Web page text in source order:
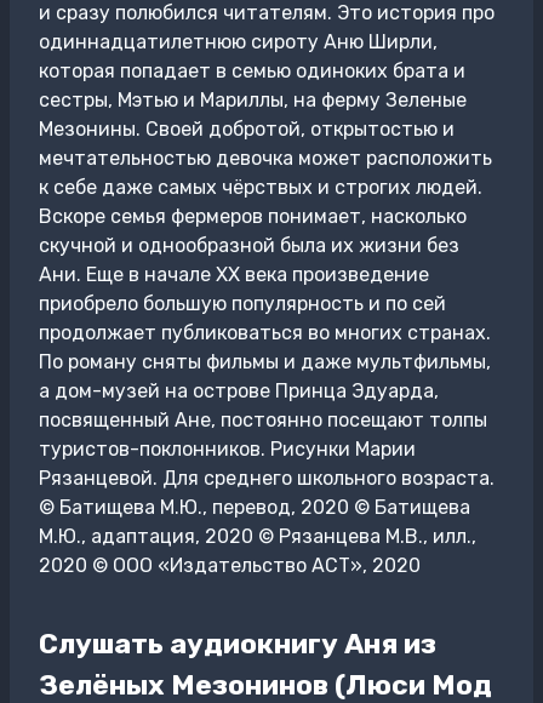
и сразу полюбился читателям. Это история про
одиннадцатилетнюю сироту Аню Ширли,
которая попадает в семью одиноких брата и
сестры, Мэтью и Мариллы, на ферму Зеленые
Мезонины. Своей добротой, открытостью и
мечтательностью девочка может расположить
к себе даже самых чёрствых и строгих людей.
Вскоре семья фермеров понимает, насколько
скучной и однообразной была их жизни без
Ани. Еще в начале XX века произведение
приобрело большую популярность и по сей
продолжает публиковаться во многих странах.
По роману сняты фильмы и даже мультфильмы,
а дом-музей на острове Принца Эдуарда,
посвященный Ане, постоянно посещают толпы
туристов-поклонников. Рисунки Марии
Рязанцевой. Для среднего школьного возраста.
© Батищева М.Ю., перевод, 2020 © Батищева
М.Ю., адаптация, 2020 © Рязанцева М.В., илл.,
2020 © ООО «Издательство АСТ», 2020
Слушать аудиокнигу Аня из
Зелёных Мезонинов (Люси Мод